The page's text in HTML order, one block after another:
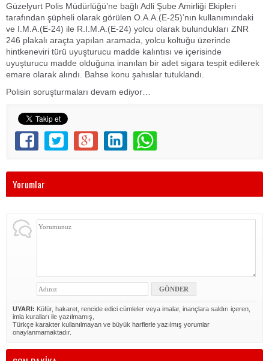
Güzelyurt Polis Müdürlüğü’ne bağlı Adli Şube Amirliği Ekipleri
tarafından şüpheli olarak görülen O.A.A.(E-25)’nın kullanımındaki
ve I.M.A.(E-24) ile R.I.M.A.(E-24) yolcu olarak bulundukları ZNR
246 plakalı araçta yapılan aramada, yolcu koltuğu üzerinde
hintkeneviri türü uyuşturucu madde kalıntısı ve içerisinde
uyuşturucu madde olduğuna inanılan bir adet sigara tespit edilerek
emare olarak alındı. Bahse konu şahıslar tutuklandı.
Polisin soruşturmaları devam ediyor…
Yorumlar
UYARI: Küfür, hakaret, rencide edici cümleler veya imalar, inançlara saldırı içeren,
imla kuralları ile yazılmamış,
Türkçe karakter kullanılmayan ve büyük harflerle yazılmış yorumlar
onaylanmamaktadır.